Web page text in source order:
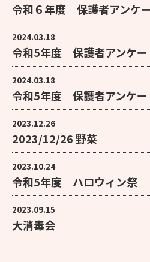
令和６年度 保護者アンケ
2024.03.18
令和5年度 保護者アンケ
2024.03.18
令和5年度 保護者アンケ
2023.12.26
2023/12/26 野菜
2023.10.24
令和5年度 ハロウィン祭
2023.09.15
大消毒会